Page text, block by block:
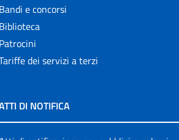
Bandi e concorsi
Biblioteca
Patrocini
dei servizi a terzi
DI NOTIFICA